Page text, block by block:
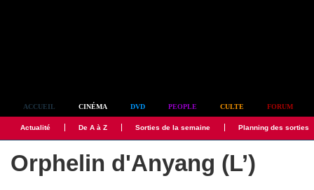
ACCUEIL CINÉMA DVD PEOPLE CULTE FORUM
Actualité De A à Z Sorties de la semaine Planning des sorties
Orphelin d'Anyang (L’)